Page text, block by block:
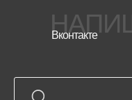
Вконтакте